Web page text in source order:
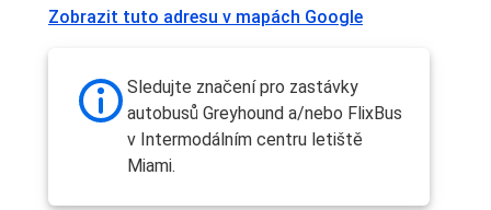
Zobrazit tuto adresu v mapách Google
Sledujte značení pro zastávky
autobusů Greyhound a/nebo FlixBus
v Intermodálním centru letiště
Miami.